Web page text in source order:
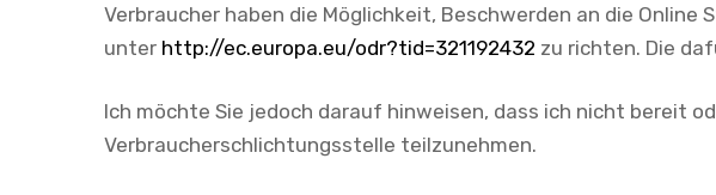
Verbraucher haben die Möglichkeit, Beschwerden an die
unter http://ec.europa.eu/odr?tid=321192432 zu richten. Die
Ich möchte Sie jedoch darauf hinweisen, dass ich nicht bereit
Verbraucherschlichtungsstelle teilzunehmen.